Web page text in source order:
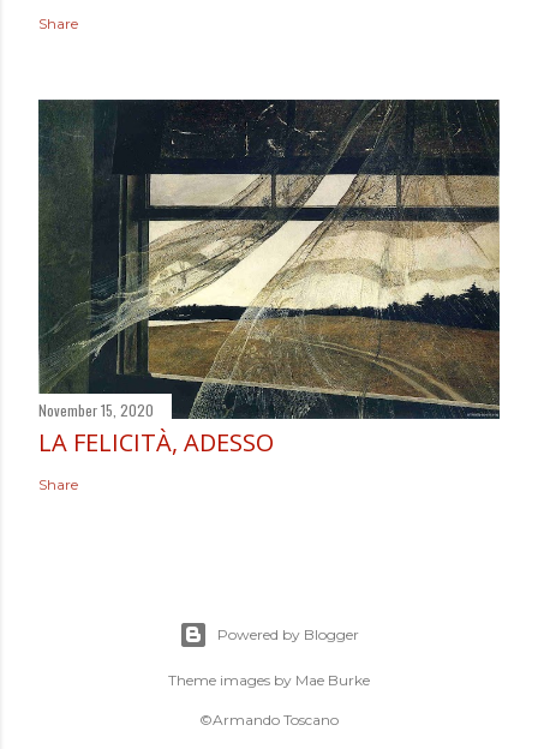
Share
November 15, 2020
LA FELICITÀ, ADESSO
Share
Powered by Blogger
Theme images by Mae Burke
©Armando Toscano